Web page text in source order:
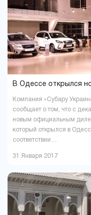
В Одессе открылся
Компания «Субару
сообщает о том, что с
новым официальным
который открылся в
соответствии ...
31 Января 2017